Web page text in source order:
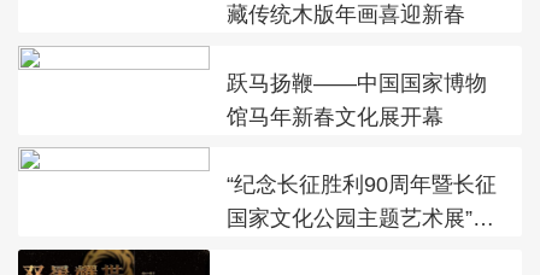
藏传统木版年画喜迎新春
跃马扬鞭——中国国家博物
馆马年新春文化展开幕
“纪念长征胜利90周年暨长征
国家文化公园主题艺术展”在